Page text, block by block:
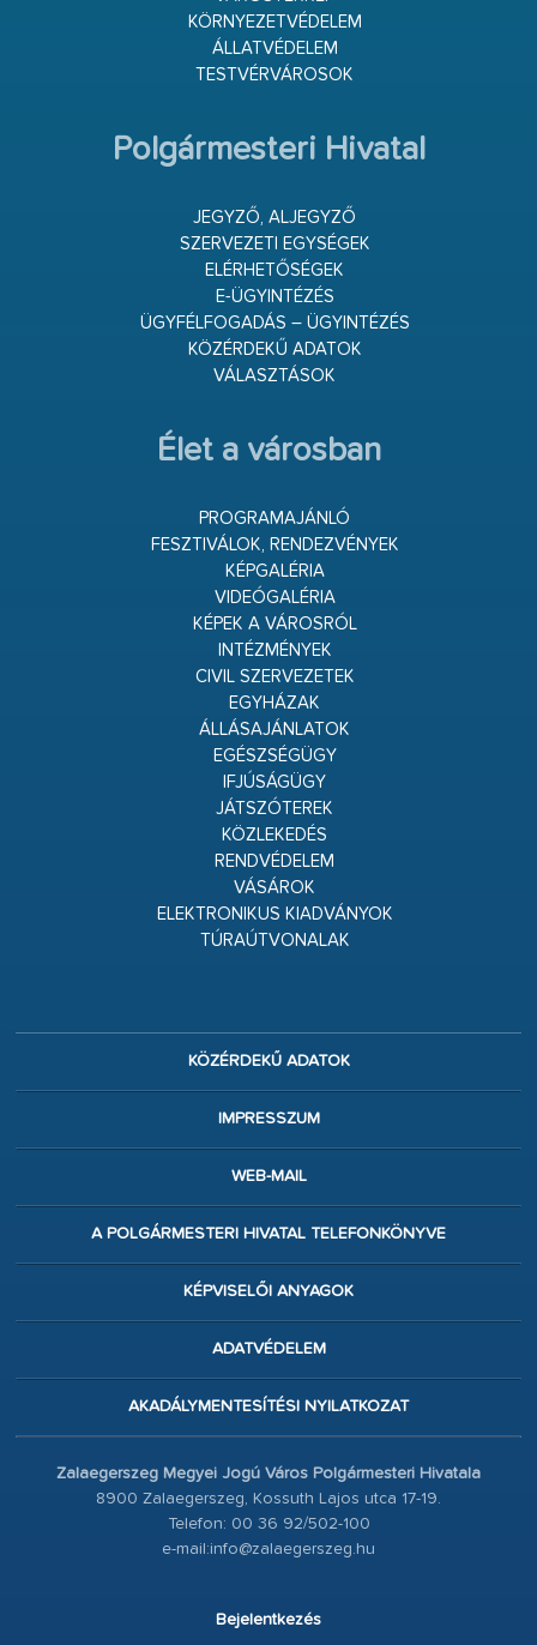
KÖRNYEZETVÉDELEM
ÁLLATVÉDELEM
TESTVÉRVÁROSOK
Polgármesteri Hivatal
JEGYZŐ, ALJEGYZŐ
SZERVEZETI EGYSÉGEK
ELÉRHETŐSÉGEK
E-ÜGYINTÉZÉS
ÜGYFÉLFOGADÁS – ÜGYINTÉZÉS
KÖZÉRDEKŰ ADATOK
VÁLASZTÁSOK
Élet a városban
PROGRAMAJÁNLÓ
FESZTIVÁLOK, RENDEZVÉNYEK
KÉPGALÉRIA
VIDEÓGALÉRIA
KÉPEK A VÁROSRÓL
INTÉZMÉNYEK
CIVIL SZERVEZETEK
EGYHÁZAK
ÁLLÁSAJÁNLATOK
EGÉSZSÉGÜGY
IFJÚSÁGÜGY
JÁTSZÓTEREK
KÖZLEKEDÉS
RENDVÉDELEM
VÁSÁROK
ELEKTRONIKUS KIADVÁNYOK
TÚRAÚTVONALAK
KÖZÉRDEKŰ ADATOK
IMPRESSZUM
WEB-MAIL
A POLGÁRMESTERI HIVATAL TELEFONKÖNYVE
KÉPVISELŐI ANYAGOK
ADATVÉDELEM
AKADÁLYMENTESÍTÉSI NYILATKOZAT
Zalaegerszeg Megyei Jogú Város Polgármesteri Hivatala
8900 Zalaegerszeg, Kossuth Lajos utca 17-19.
Telefon: 00 36 92/502-100
e-mail:info@zalaegerszeg.hu
Bejelentkezés